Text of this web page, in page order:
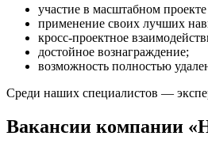
участие в масштабном
применение своих лучших
кросс-проектное
достойное вознаграждение;
возможность полностью
Среди наших специалистов —
Вакансии компании